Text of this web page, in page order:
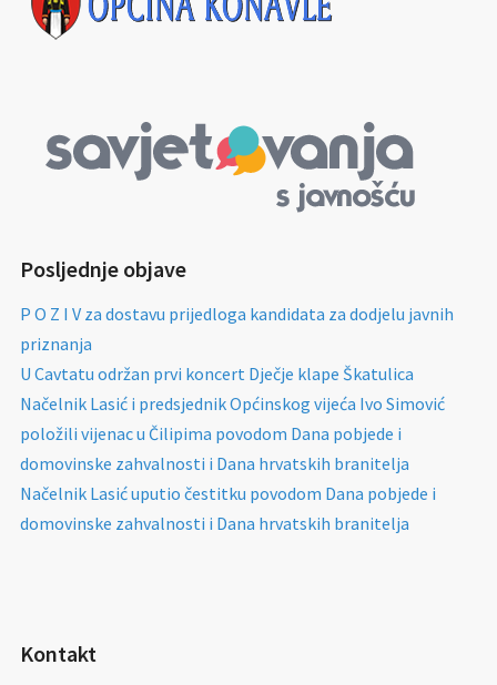
Posljednje objave
P O Z I V za dostavu prijedloga kandidata za dodjelu javnih
priznanja
U Cavtatu održan prvi koncert Dječje klape Škatulica
Načelnik Lasić i predsjednik Općinskog vijeća Ivo Simović
položili vijenac u Čilipima povodom Dana pobjede i
domovinske zahvalnosti i Dana hrvatskih branitelja
Načelnik Lasić uputio čestitku povodom Dana pobjede i
domovinske zahvalnosti i Dana hrvatskih branitelja
Kontakt